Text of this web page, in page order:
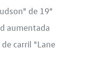
de 19"
aumentada
carril "Lane